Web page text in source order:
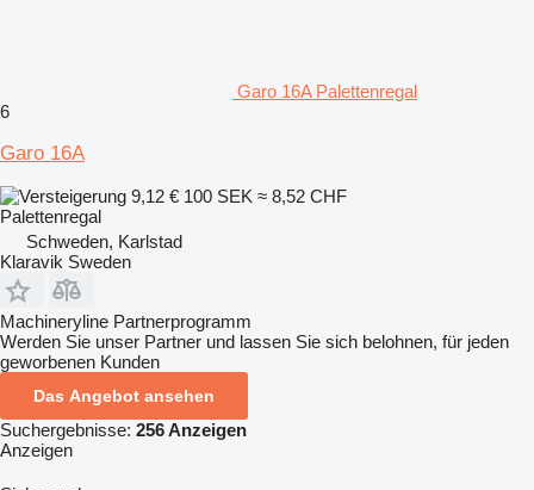
Garo 16A Palettenregal
6
Garo 16A
9,12 € 100 SEK ≈ 8,52 CHF
Palettenregal
Schweden, Karlstad
Klaravik Sweden
Machineryline Partnerprogramm
Werden Sie unser Partner und lassen Sie sich belohnen, für jeden
geworbenen Kunden
Das Angebot ansehen
Suchergebnisse: 256 Anzeigen
Anzeigen